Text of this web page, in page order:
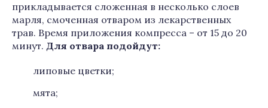
прикладывается сложенная в несколько слоев
марля, смоченная отваром из лекарственных
трав. Время приложения компресса – от 15 до 20
минут. Для отвара подойдут:
липовые цветки;
мята;